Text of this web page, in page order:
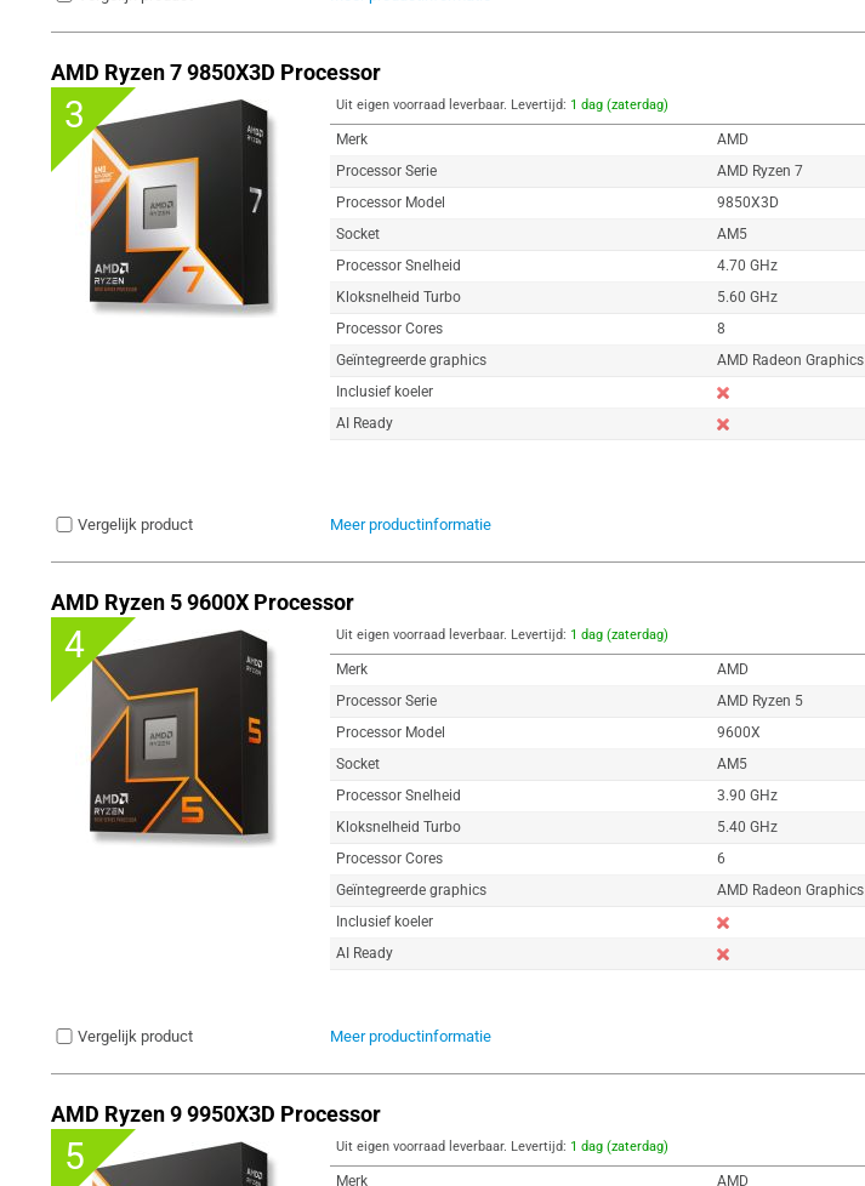
AMD Ryzen 7 9850X3D Processor
3 Uit eigen voorraad leverbaar. Levertijd: 1 dag (zaterdag)
Merk
AMD
Processor Serie
AMD Ryzen 7
Processor Model
9850X3D
Socket
AM5
Processor Snelheid
4.70 GHz
Kloksnelheid Turbo
5.60 GHz
Processor Cores
8
Geïntegreerde graphics
AMD Radeon Graphics
Inclusief koeler
AI Ready
Vergelijk product Meer productinformatie
AMD Ryzen 5 9600X Processor
4 Uit eigen voorraad leverbaar. Levertijd: 1 dag (zaterdag)
Merk
AMD
Processor Serie
AMD Ryzen 5
Processor Model
9600X
Socket
AM5
Processor Snelheid
3.90 GHz
Kloksnelheid Turbo
5.40 GHz
Processor Cores
6
Geïntegreerde graphics
AMD Radeon Graphics
Inclusief koeler
AI Ready
Vergelijk product Meer productinformatie
AMD Ryzen 9 9950X3D Processor
5 Uit eigen voorraad leverbaar. Levertijd: 1 dag (zaterdag)
Merk
AMD